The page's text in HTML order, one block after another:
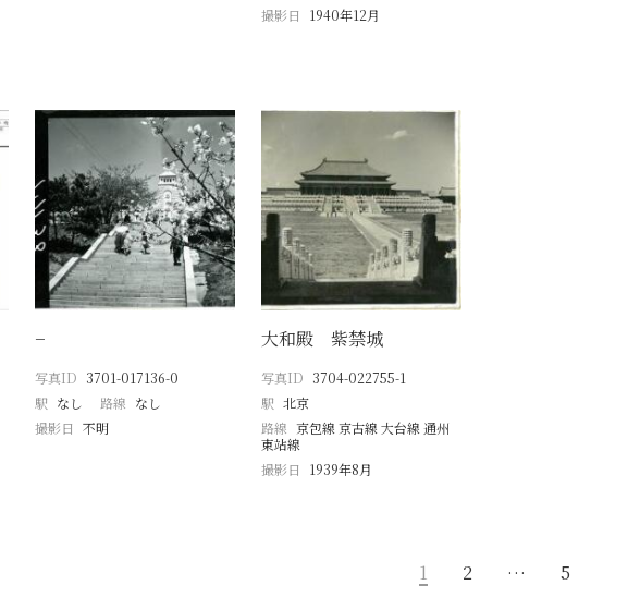
撮影日
1940年12月
−
写真ID 3701-017136-0
駅 なし 路線 なし
撮影日 不明
大和殿 紫禁城
写真ID 3704-022755-1
駅 北京
路線 京包線 京古線 大台線 通州
東站線
撮影日
1939年8月
1 2 … 5